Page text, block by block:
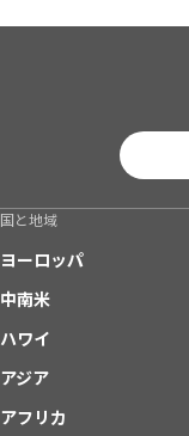
国と地域
ヨーロッパ
中南米
ハワイ
アジア
アフリカ